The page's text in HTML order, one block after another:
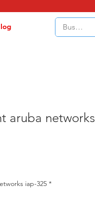
aruba networks
Access point aruba networks iap-325 *